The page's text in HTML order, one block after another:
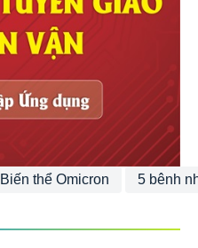
Biến thể Omicron 5 bênh